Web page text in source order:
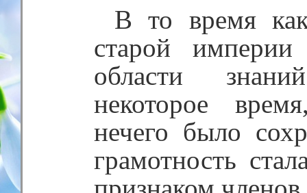
В то время
старой
области
некоторое
нечего было
грамотность